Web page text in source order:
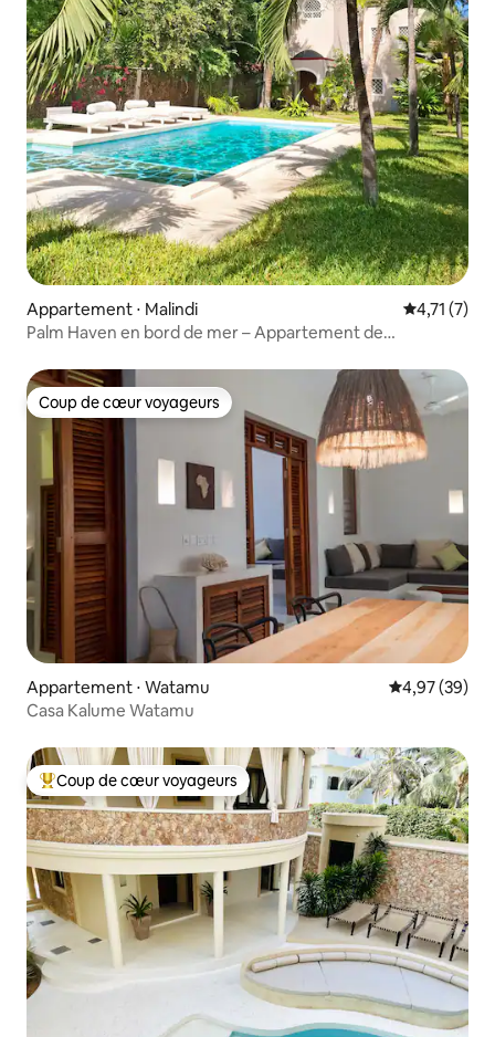
Appartement ⋅ Malindi Évaluation
4,71 (7)
Palm Haven en bord de mer – Appartement de
Coup de cœur voyageurs
Coup de cœur voyageurs
Appartement ⋅ Watamu Évaluation
4,97 (39)
Casa Kalume Watamu
Coups de cœur voyageurs les plus appréciés
Coup de cœur voyageurs